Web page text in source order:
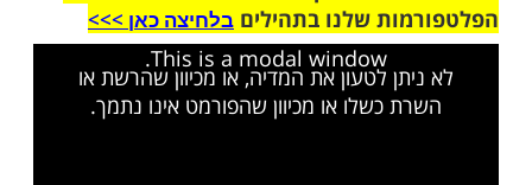
צריך הכשר לפסח?